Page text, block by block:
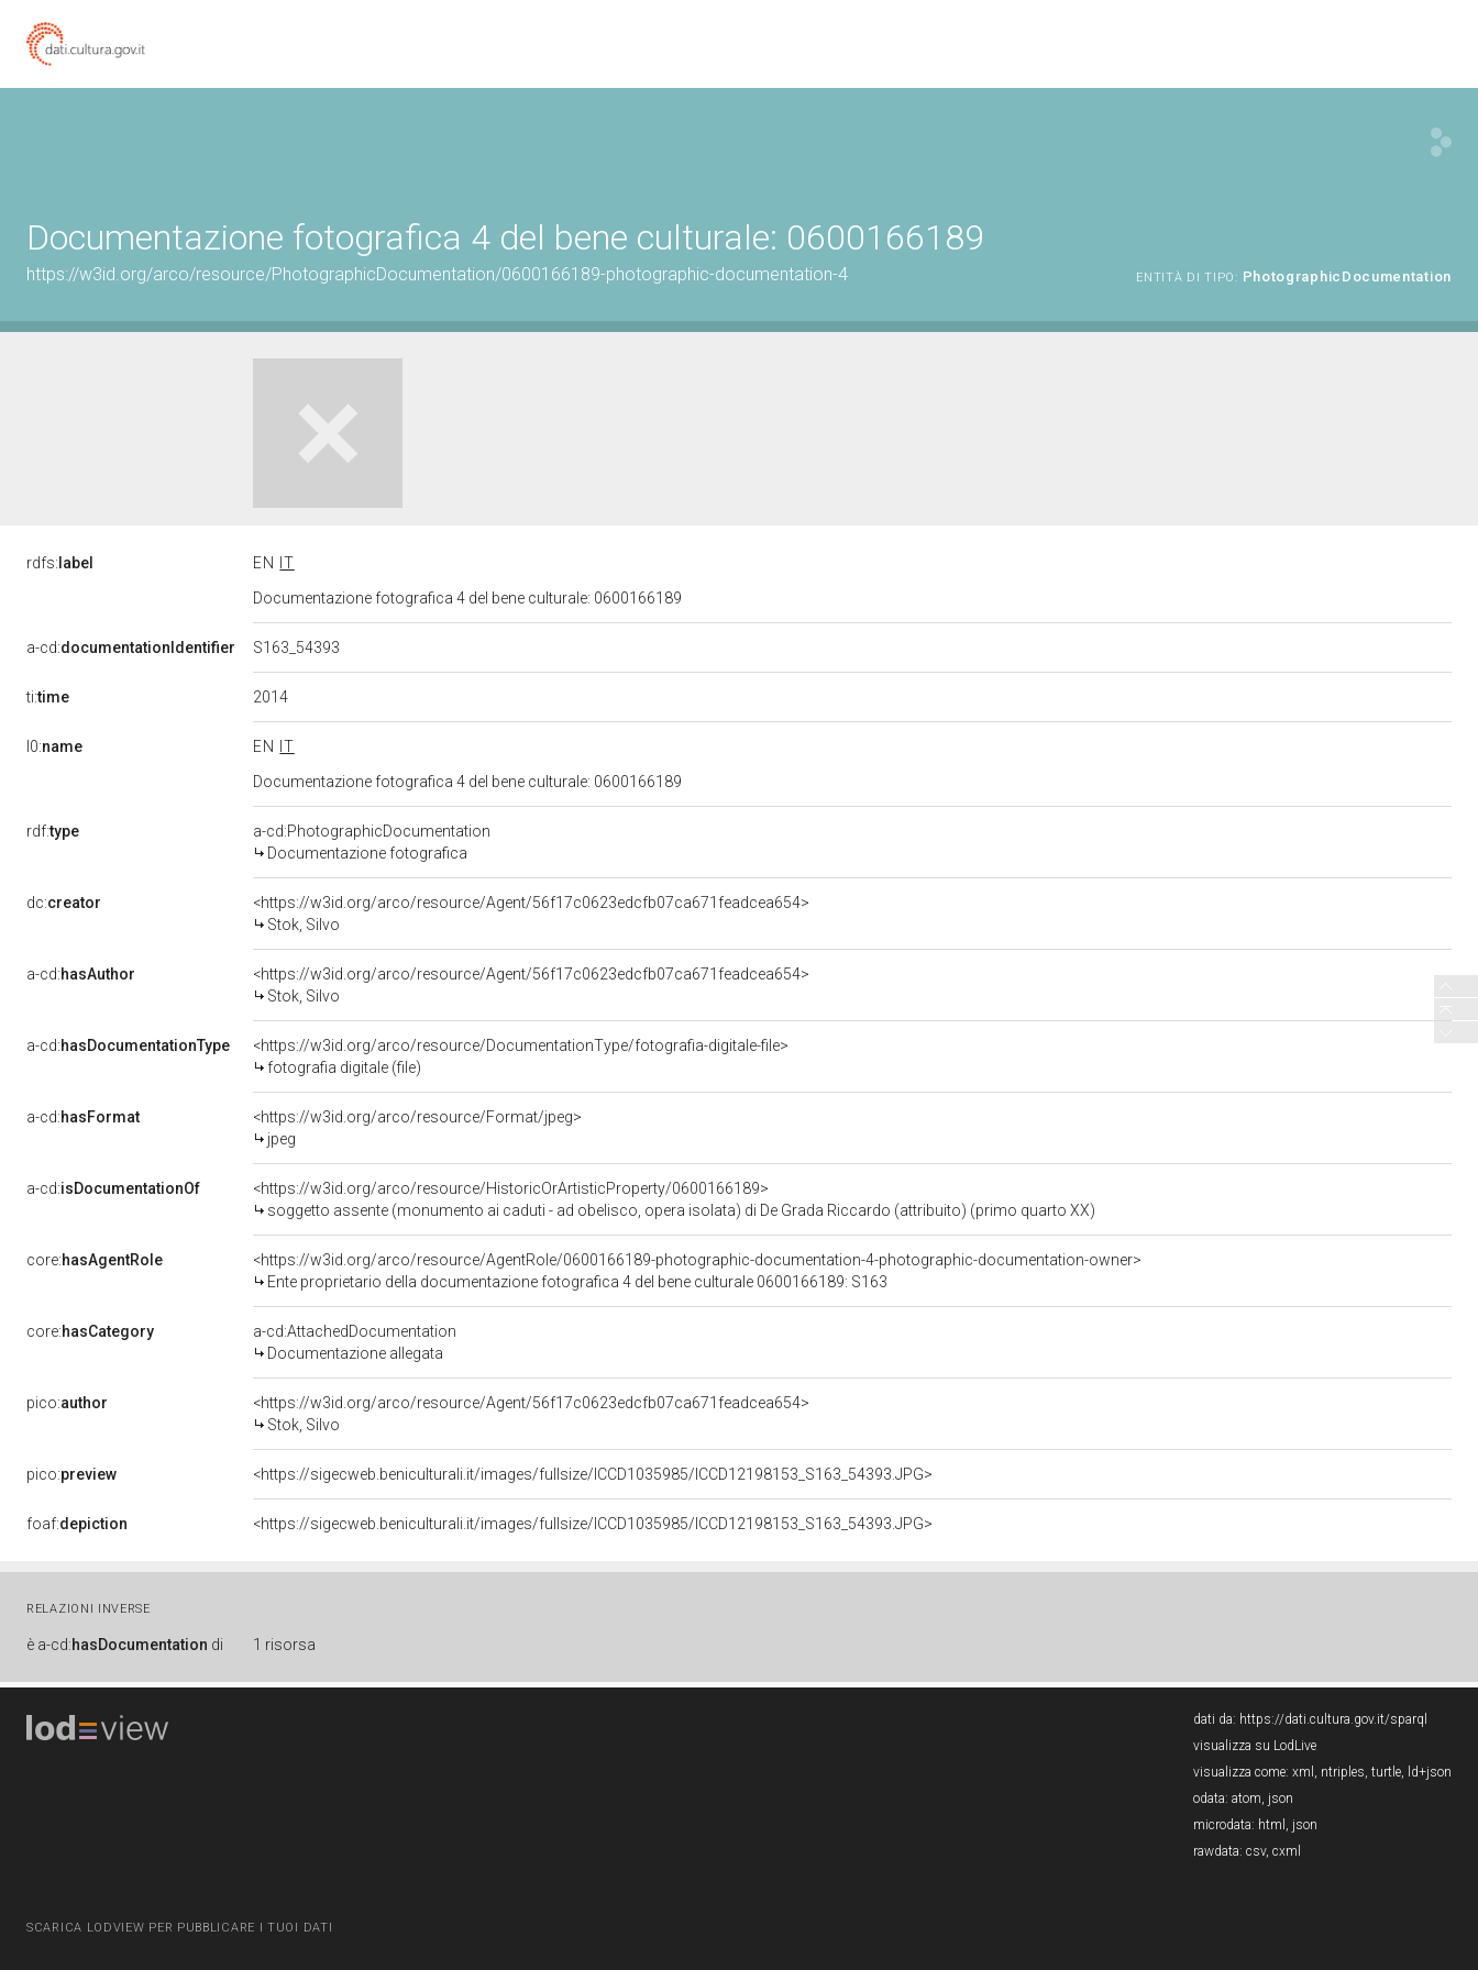
Documentazione fotografica 4 del bene culturale: 0600166189
https://w3id.org/arco/resource/PhotographicDocumentation/0600166189-photographic-documentation-4 ENTITÀ DI TIPO: PhotographicDocumentation
rdfs: label EN
IT
Documentazione fotografica 4 del bene culturale: 0600166189
a-cd:documentationIdentifier S163_54393
ti:time 2014
l0:name EN
IT
Documentazione fotografica 4 del bene culturale: 0600166189
rdf:type
a-cd:PhotographicDocumentation
Documentazione fotografica
dc:creator
<https://w3id.org/arco/resource/Agent/56f17c0623edcfb07ca671feadcea654>
Stok, Silvo
a-cd:hasAuthor
<https://w3id.org/arco/resource/Agent/56f17c0623edcfb07ca671feadcea654>
Stok, Silvo
a-cd:hasDocumentationType
<https://w3id.org/arco/resource/DocumentationType/fotografia-digitale-file>
fotografia digitale (file)
a-cd:hasFormat
<https://w3id.org/arco/resource/Format/jpeg>
jpeg
a-cd:isDocumentationOf
<https://w3id.org/arco/resource/HistoricOrArtisticProperty/0600166189>
soggetto assente (monumento ai caduti - ad obelisco, opera isolata) di De Grada Riccardo (attribuito) (primo quarto XX)
core:hasAgentRole
<https://w3id.org/arco/resource/AgentRole/0600166189-photographic-documentation-4-photographic-documentation-owner>
Ente proprietario della documentazione fotografica 4 del bene culturale 0600166189: S163
core:hasCategory
a-cd:AttachedDocumentation
Documentazione allegata
pico:author
<https://w3id.org/arco/resource/Agent/56f17c0623edcfb07ca671feadcea654>
Stok, Silvo
pico:preview <https://sigecweb.beniculturali.it/images/fullsize/ICCD1035985/ICCD12198153_S163_54393.JPG>
foaf:depiction <https://sigecweb.beniculturali.it/images/fullsize/ICCD1035985/ICCD12198153_S163_54393.JPG>
RELAZIONI INVERSE
è a-cd:hasDocumentation di 1 risorsa
SCARICA LODVIEW PER PUBBLICARE I TUOI DATI
dati da: https://dati.cultura.gov.it/sparql
visualizza su LodLive
visualizza come: xml , ntriples, turtle, ld+json
odata: atom, json
microdata: html , json
rawdata: csv, cxml